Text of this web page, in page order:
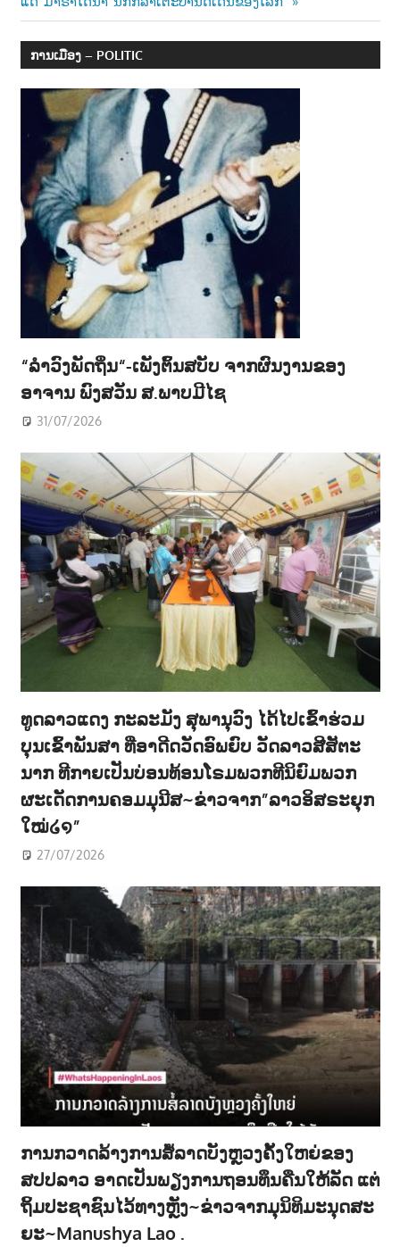
ການເມືອງ – POLITIC
“ລຳວົງພັດຖິ່ນ“-ເພັງຕົ້ນສບັບ ຈາກຜົນງານຂອງ
ອາຈານ ພົງສວັນ ສ.ພາບມີໄຊ
31/07/2026
ທູດລາວແດງ ກະລະມັງ ສຸພານຸວົງ ໄດ້ໄປເຂົ້າຮ່ວມ
ບຸນເຂົ້າພັນສາ ທີ່ອາດີດວັດອົພຍົບ ວັດລາວສີສັຕະ
ນາກ ທີກາຍເປັນບ່ອນທ້ອນໂຣມພວກທີນິຍົມພວກ
ຜະເດັດການຄອມມຸນີສ~ຂ່າວຈາກ”ລາວອິສຣະຍຸກ
ໃໝ່໒໑”
27/07/2026
ການກວາດລ້າງການສໍ້ລາດບັງຫຼວງຄັ້ງໃຫຍ່ຂອງ
ສປປລາວ ອາດເປັນພຽງການຖອນທຶນຄືນໃຫ້ລັດ ແຕ່
ຖິ້ມປະຊາຊົນໄວ້ທາງຫຼັງ~ຂ່າວຈາກມຸນິທິມະນຸດສະ
ຍະ~Manushya Lao .